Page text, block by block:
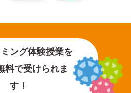
ング体験授業を
料で受けられま
す！